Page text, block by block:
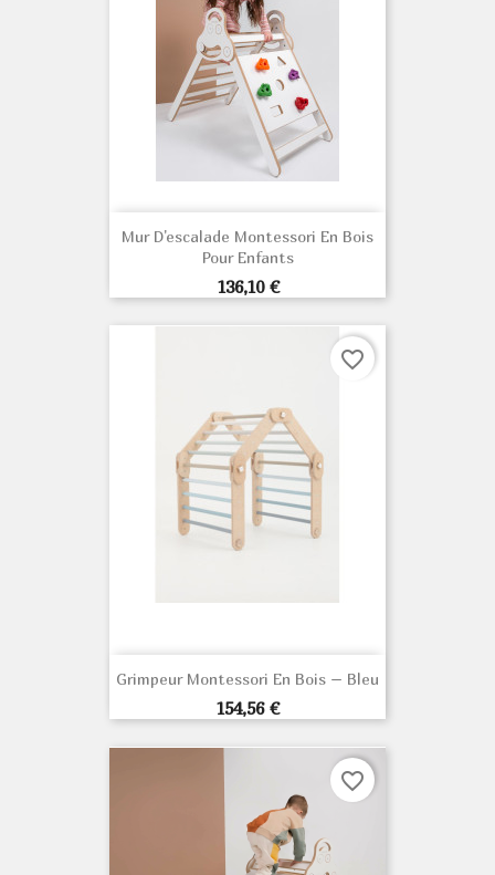
Mur D'escalade Montessori En Bois
Pour Enfants
Prix
136,10 €
Grimpeur Montessori En Bois – Bleu
Prix
154,56 €
favorite_border
favorite_border